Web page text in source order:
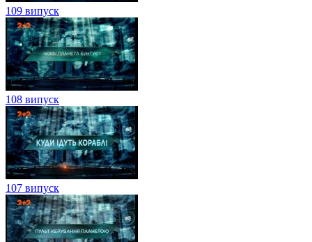
109 випуск
108 випуск
107 випуск